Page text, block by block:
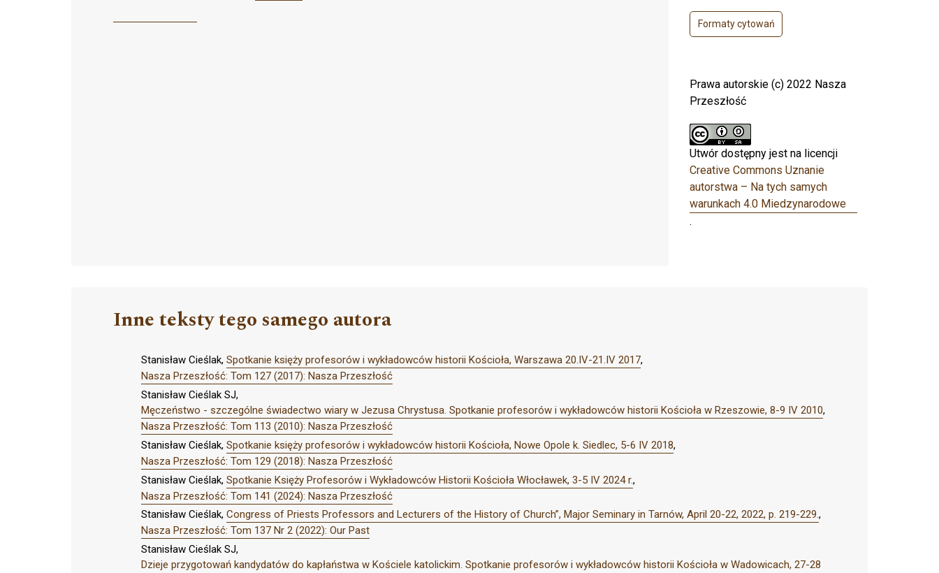
Formaty cytowań
Prawa autorskie (c) 2022 Nasza
Przeszłość
Utwór dostępny jest na licencji
Creative Commons Uznanie
autorstwa – Na tych samych
warunkach 4.0 Miedzynarodowe
.
Inne teksty tego samego autora
Stanisław Cieślak, Spotkanie księży profesorów i wykładowców historii Kościoła, Warszawa 20.IV-21.IV 2017,
Nasza Przeszłość: Tom 127 (2017): Nasza Przeszłość
Stanisław Cieślak SJ,
Męczeństwo - szczególne świadectwo wiary w Jezusa Chrystusa. Spotkanie profesorów i wykładowców historii Kościoła w Rzeszowie, 8-9 IV 2010,
Nasza Przeszłość: Tom 113 (2010): Nasza Przeszłość
Stanisław Cieślak, Spotkanie księży profesorów i wykładowców historii Kościoła, Nowe Opole k. Siedlec, 5-6 IV 2018,
Nasza Przeszłość: Tom 129 (2018): Nasza Przeszłość
Stanisław Cieślak, Spotkanie Księży Profesorów i Wykładowców Historii Kościoła Włocławek, 3-5 IV 2024 r.,
Nasza Przeszłość: Tom 141 (2024): Nasza Przeszłość
Stanisław Cieślak, Congress of Priests Professors and Lecturers of the History of Church”, Major Seminary in Tarnów, April 20-22, 2022, p. 219-229.,
Nasza Przeszłość: Tom 137 Nr 2 (2022): Our Past
Stanisław Cieślak SJ,
Dzieje przygotowań kandydatów do kapłaństwa w Kościele katolickim. Spotkanie profesorów i wykładowców historii Kościoła w Wadowicach, 27-28